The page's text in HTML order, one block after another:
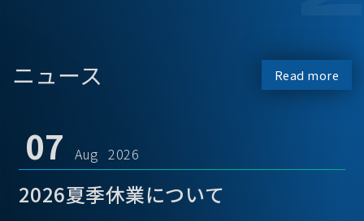
ニュース Read more
07 Aug 2026
2026夏季休業について